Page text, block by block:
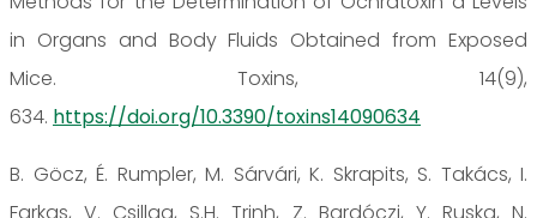
in Organs and Body Fluids Obtained from Exposed
Mice. Toxins, 14(9),
634. https://doi.org/10.3390/toxins14090634
B. Göcz, É. Rumpler, M. Sárvári, K. Skrapits, S. Takács, I.